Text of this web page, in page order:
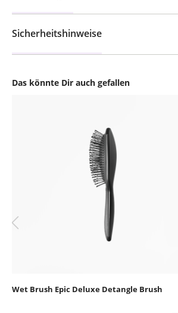
Das könnte Dir auch gefallen
Wet Brush Epic Deluxe Detangle Brush
Sicherheitshinweise